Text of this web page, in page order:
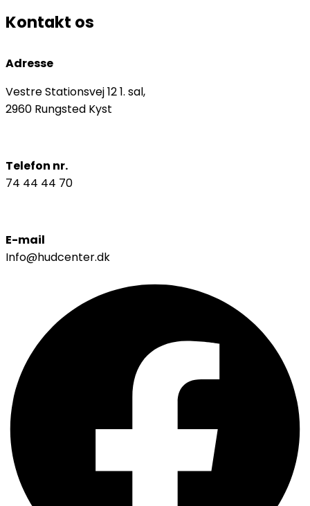
Kontakt os
Adresse
Vestre Stationsvej 12 1. sal,
2960 Rungsted Kyst
Telefon nr.
74 44 44 70
E-mail
Info@hudcenter.dk